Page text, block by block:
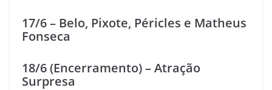
17/6 – Belo, Pixote, Péricles e Matheus
Fonseca
18/6 (Encerramento) – Atração
Surpresa